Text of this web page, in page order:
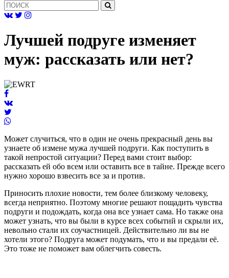
Лучшей подруге изменяет
муж: рассказать или нет?
Может случиться, что в один не очень прекрасный день вы
узнаете об измене мужа лучшей подруги. Как поступить в
такой непростой ситуации? Перед вами стоит выбор:
рассказать ей обо всем или оставить все в тайне. Прежде всего
нужно хорошо взвесить все за и против.
Приносить плохие новости, тем более близкому человеку,
всегда неприятно. Поэтому многие решают пощадить чувства
подруги и подождать, когда она все узнает сама. Но также она
может узнать, что вы были в курсе всех событий и скрыли их,
невольно стали их соучастницей. Действительно ли вы не
хотели этого? Подруга может подумать, что и вы предали её.
Это тоже не поможет вам облегчить совесть.